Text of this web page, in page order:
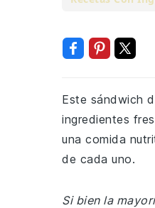
Este sándwich
ingredientes
una comida
de cada uno.
Si bien la